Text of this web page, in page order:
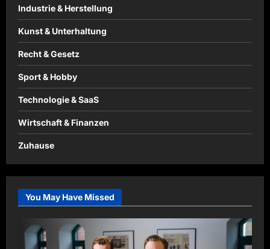
Industrie & Herstellung
Kunst & Unterhaltung
Recht & Gesetz
Sport & Hobby
Technologie & SaaS
Wirtschaft & Finanzen
Zuhause
You May Have Missed